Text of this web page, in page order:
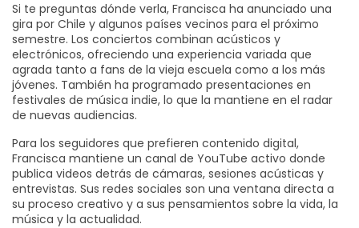
Si te preguntas dónde verla, Francisca ha anunciado una
gira por Chile y algunos países vecinos para el próximo
semestre. Los conciertos combinan acústicos y
electrónicos, ofreciendo una experiencia variada que
agrada tanto a fans de la vieja escuela como a los más
jóvenes. También ha programado presentaciones en
festivales de música indie, lo que la mantiene en el radar
de nuevas audiencias.
Para los seguidores que prefieren contenido digital,
Francisca mantiene un canal de YouTube activo donde
publica videos detrás de cámaras, sesiones acústicas y
entrevistas. Sus redes sociales son una ventana directa a
su proceso creativo y a sus pensamientos sobre la vida, la
música y la actualidad.